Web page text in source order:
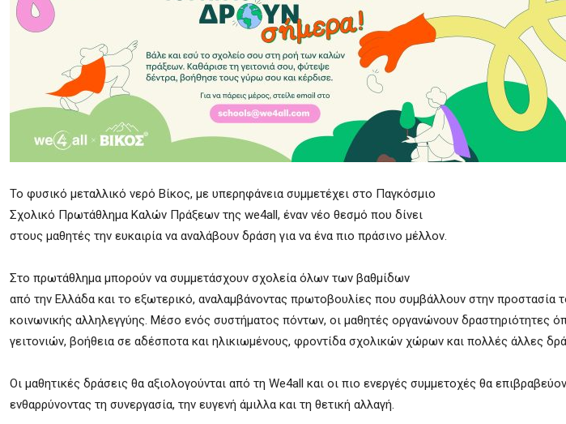
Το φυσικό μεταλλικό νερό Βίκος, με υπερηφάνεια συμμετέχει στο Παγκόσμιο
Σχολικό Πρωτάθλημα Καλών Πράξεων της we4all, έναν νέο θεσμό που δίνει
στους μαθητές την ευκαιρία να αναλάβουν δράση για να ένα πιο πράσινο μέλλον.
Στο πρωτάθλημα μπορούν να συμμετάσχουν σχολεία όλων των βαθμίδων
από την Ελλάδα και το εξωτερικό, αναλαμβάνοντας πρωτοβουλίες που συμβάλλουν στην προστασία
κοινωνικής αλληλεγγύης. Μέσο ενός συστήματος πόντων, οι μαθητές οργανώνουν δραστηριότητες
γειτονιών, βοήθεια σε αδέσποτα και ηλικιωμένους, φροντίδα σχολικών χώρων και πολλές άλλες
Οι μαθητικές δράσεις θα αξιολογούνται από τη We4all και οι πιο ενεργές συμμετοχές θα
ενθαρρύνοντας τη συνεργασία, την ευγενή άμιλλα και τη θετική αλλαγή.